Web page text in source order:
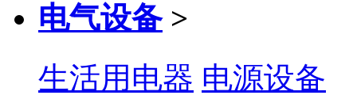
电气设备 >
生活用电器 电源设备